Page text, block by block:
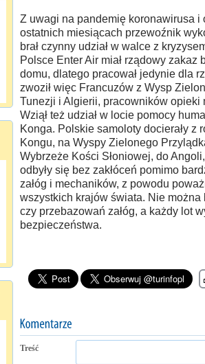
Z uwagi na pandemię koronawirusa
ostatnich miesiącach przewoźnik
brał czynny udział w walce z
Polsce Enter Air miał rządowy
domu, dlatego pracował jedynie dla
zwoził więc Francuzów z Wysp
Tunezji i Algierii, pracowników
Wziął też udział w locie pomocy
Konga. Polskie samoloty docierały
Kongu, na Wyspy Zielonego
Wybrzeże Kości Słoniowej, do
odbyły się bez zakłóceń pomimo
załóg i mechaników, z powodu
wszystkich krajów świata. Nie
czy przebazowań załóg, a każdy lot
bezpieczeństwa.
Treść